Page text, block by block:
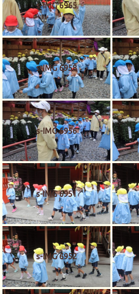
s-IMG 6965
s-IMG 6958
s-IMG 6956
s-IMG 6951
s-IMG 6952